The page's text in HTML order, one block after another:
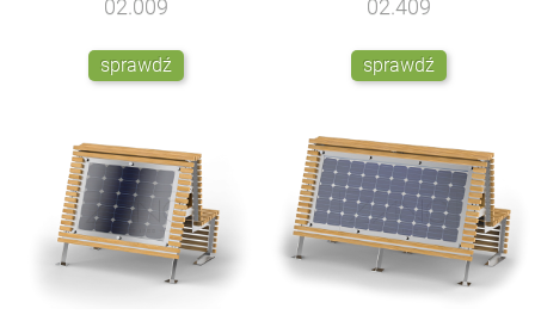
02.009
sprawdź
02.409
sprawdź